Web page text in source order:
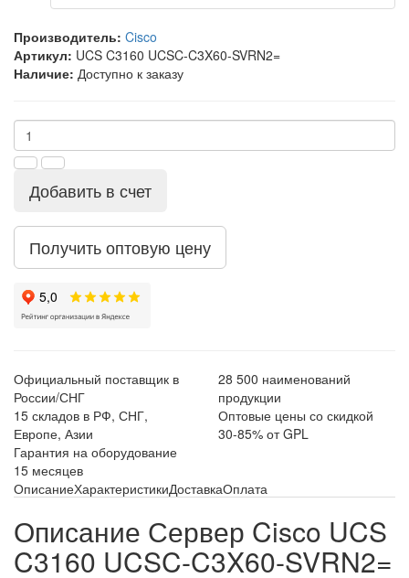
Производитель: Cisco
Артикул: UCS C3160 UCSC-C3X60-SVRN2=
Наличие: Доступно к заказу
Добавить в счет
Получить оптовую цену
Официальный поставщик в
России/СНГ
28 500 наименований
продукции
15 складов в РФ, СНГ,
Европе, Азии
Оптовые цены со скидкой
30-85% от GPL
Гарантия на оборудование
15 месяцев
ОписаниеХарактеристикиДоставкаОплата
Описание Сервер Cisco UCS
C3160 UCSC-C3X60-SVRN2=